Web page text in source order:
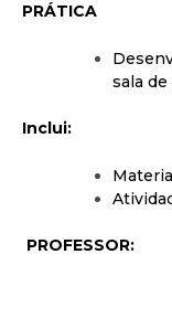
PRÁTICA
sala de
Inclui:
PROFESSOR: